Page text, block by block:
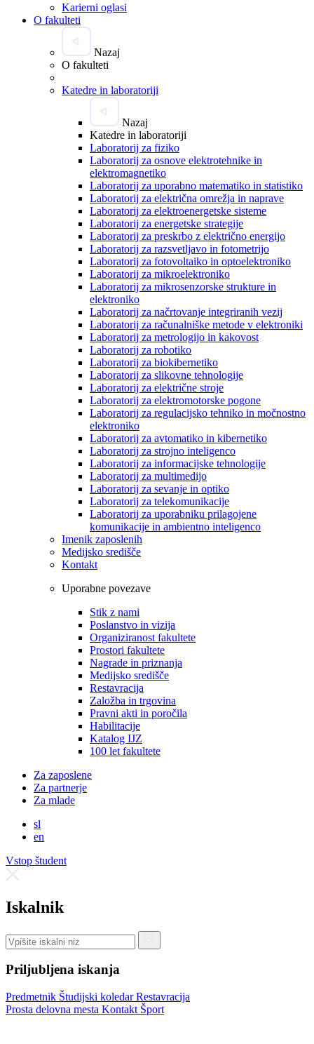
Karierni oglasi
O fakulteti
Nazaj
O fakulteti
Katedre in laboratoriji
Nazaj
Katedre in laboratoriji
Laboratorij za fiziko
Laboratorij za osnove elektrotehnike in
elektromagnetiko
Laboratorij za uporabno matematiko in statistiko
Laboratorij za električna omrežja in naprave
Laboratorij za elektroenergetske sisteme
Laboratorij za energetske strategije
Laboratorij za preskrbo z električno energijo
Laboratorij za razsvetljavo in fotometrijo
Laboratorij za fotovoltaiko in optoelektroniko
Laboratorij za mikroelektroniko
Laboratorij za mikrosenzorske strukture in
elektroniko
Laboratorij za načrtovanje integriranih vezij
Laboratorij za računalniške metode v elektroniki
Laboratorij za metrologijo in kakovost
Laboratorij za robotiko
Laboratorij za biokibernetiko
Laboratorij za slikovne tehnologije
Laboratorij za električne stroje
Laboratorij za elektromotorske pogone
Laboratorij za regulacijsko tehniko in močnostno
elektroniko
Laboratorij za avtomatiko in kibernetiko
Laboratorij za strojno inteligenco
Laboratorij za informacijske tehnologije
Laboratorij za multimedijo
Laboratorij za sevanje in optiko
Laboratorij za telekomunikacije
Laboratorij za uporabniku prilagojene
komunikacije in ambientno inteligenco
Imenik zaposlenih
Medijsko središče
Kontakt
Uporabne povezave
Stik z nami
Poslanstvo in vizija
Organiziranost fakultete
Prostori fakultete
Nagrade in priznanja
Medijsko središče
Restavracija
Založba in trgovina
Pravni akti in poročila
Habilitacije
Katalog IJZ
100 let fakultete
Za zaposlene
Za partnerje
Za mlade
sl
en
Vstop študent
Iskalnik
Priljubljena iskanja
Predmetnik Študijski koledarRestavracija
Prosta delovna mesta Kontakt Šport